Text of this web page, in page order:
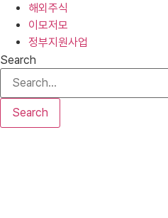
해외주식
이모저모
정부지원사업
Search
Search